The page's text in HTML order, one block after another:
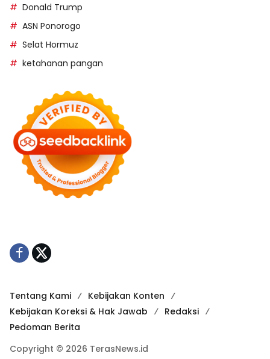
Donald Trump
ASN Ponorogo
Selat Hormuz
ketahanan pangan
Tentang Kami
Kebijakan Konten
Kebijakan Koreksi & Hak Jawab
Redaksi
Pedoman Berita
Copyright © 2026 TerasNews.id